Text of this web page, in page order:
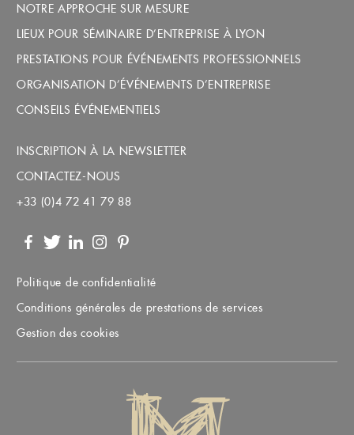
NOTRE APPROCHE SUR MESURE
LIEUX POUR SÉMINAIRE D’ENTREPRISE À LYON
PRESTATIONS POUR ÉVÉNEMENTS PROFESSIONNELS
ORGANISATION D’ÉVÉNEMENTS D’ENTREPRISE
CONSEILS ÉVÉNEMENTIELS
INSCRIPTION À LA NEWSLETTER
CONTACTEZ-NOUS
+33 (0)4 72 41 79 88
Politique de confidentialité
Conditions générales de prestations de services
Gestion des cookies